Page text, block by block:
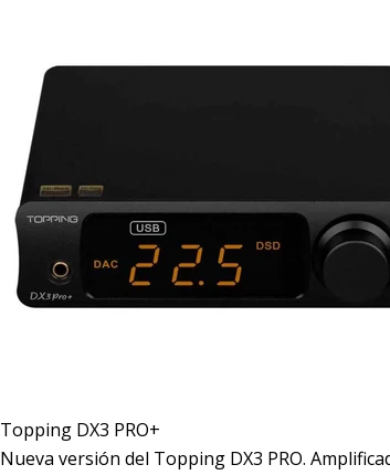
Topping DX3 PRO+
Nueva versión del Topping DX3 PRO.